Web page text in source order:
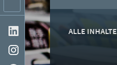
ALLE INHALTE